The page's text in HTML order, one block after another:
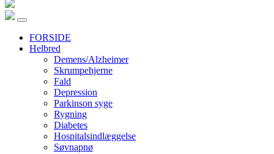
FORSIDE
Helbred
Demens/Alzheimer
Skrumpehjerne
Fald
Depression
Parkinson syge
Rygning
Diabetes
Hospitalsindlæggelse
Søvnapnø